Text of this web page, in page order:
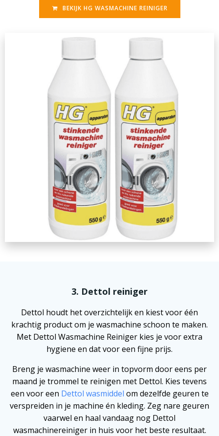
BEKIJK HG WASMACHINE REINIGER
3. Dettol reiniger
Dettol houdt het overzichtelijk en kiest voor één
krachtig product om je wasmachine schoon te maken.
Met Dettol Wasmachine Reiniger kies je voor extra
hygiene en dat voor een fijne prijs.
Breng je wasmachine weer in topvorm door eens per
maand je trommel te reinigen met Dettol. Kies tevens
een voor een Dettol wasmiddel om dezelfde geuren te
verspreiden in je machine én kleding. Zeg nare geuren
vaarwel en haal vandaag nog Dettol
wasmachinereiniger in huis voor het beste resultaat.